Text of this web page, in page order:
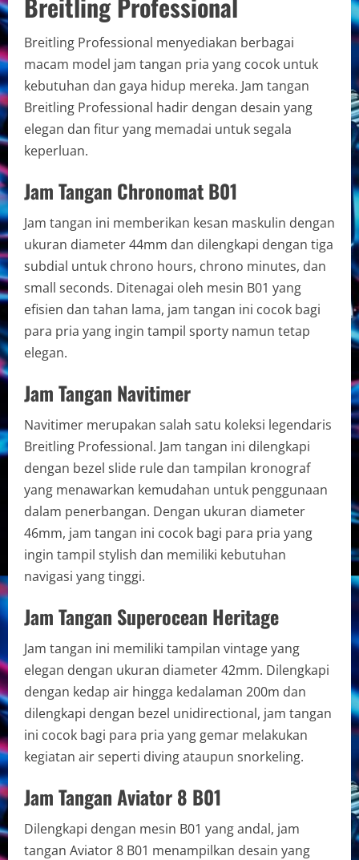
Breitling Professional menyediakan berbagai
macam model jam tangan pria yang cocok untuk
kebutuhan dan gaya hidup mereka. Jam tangan
Breitling Professional hadir dengan desain yang
elegan dan fitur yang memadai untuk segala
keperluan.
Jam Tangan Chronomat B01
Jam tangan ini memberikan kesan maskulin dengan
ukuran diameter 44mm dan dilengkapi dengan tiga
subdial untuk chrono hours, chrono minutes, dan
small seconds. Ditenagai oleh mesin B01 yang
efisien dan tahan lama, jam tangan ini cocok bagi
para pria yang ingin tampil sporty namun tetap
elegan.
Jam Tangan Navitimer
Navitimer merupakan salah satu koleksi legendaris
Breitling Professional. Jam tangan ini dilengkapi
dengan bezel slide rule dan tampilan kronograf
yang menawarkan kemudahan untuk penggunaan
dalam penerbangan. Dengan ukuran diameter
46mm, jam tangan ini cocok bagi para pria yang
ingin tampil stylish dan memiliki kebutuhan
navigasi yang tinggi.
Jam Tangan Superocean Heritage
Jam tangan ini memiliki tampilan vintage yang
elegan dengan ukuran diameter 42mm. Dilengkapi
dengan kedap air hingga kedalaman 200m dan
dilengkapi dengan bezel unidirectional, jam tangan
ini cocok bagi para pria yang gemar melakukan
kegiatan air seperti diving ataupun snorkeling.
Jam Tangan Aviator 8 B01
Dilengkapi dengan mesin B01 yang andal, jam
tangan Aviator 8 B01 menampilkan desain yang